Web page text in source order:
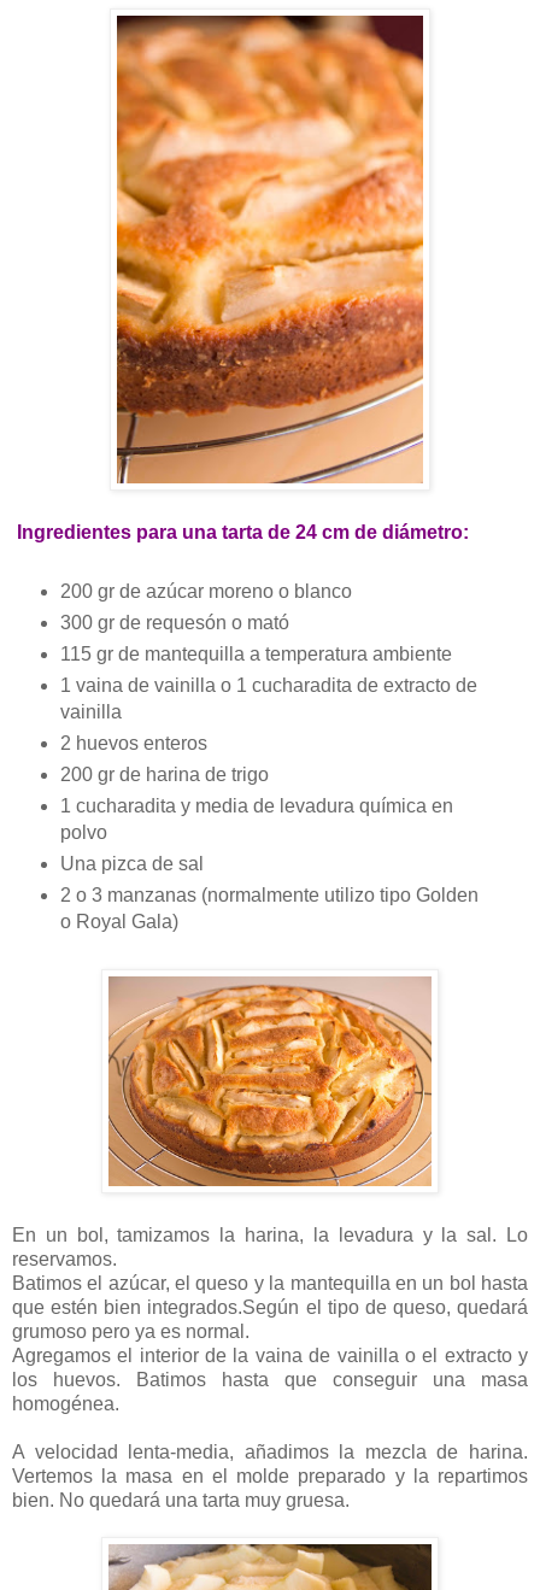
Ingredientes para una tarta de 24 cm de diámetro:
200 gr de azúcar moreno o blanco
300 gr de requesón o mató
115 gr de mantequilla a temperatura ambiente
1 vaina de vainilla o 1 cucharadita de extracto de
vainilla
2 huevos enteros
200 gr de harina de trigo
1 cucharadita y media de levadura química en
polvo
Una pizca de sal
2 o 3 manzanas (normalmente utilizo tipo Golden
o Royal Gala)
En un bol, tamizamos la harina, la levadura y la sal. Lo
reservamos.
Batimos el azúcar, el queso y la mantequilla en un bol hasta
que estén bien integrados.Según el tipo de queso, quedará
grumoso pero ya es normal.
Agregamos el interior de la vaina de vainilla o el extracto y
los huevos. Batimos hasta que conseguir una masa
homogénea.
A velocidad lenta-media, añadimos la mezcla de harina.
Vertemos la masa en el molde preparado y la repartimos
bien. No quedará una tarta muy gruesa.